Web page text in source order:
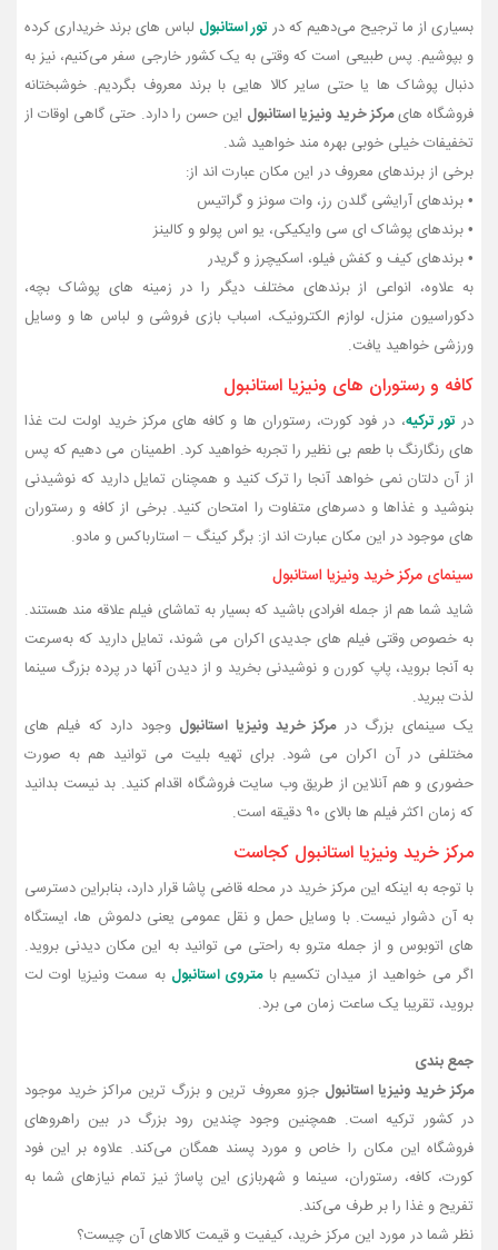
بسیاری از ما ترجیح می‌دهیم که در تور استانبول لباس‌ های برند خریداری کرده
و بپوشیم. پس طبیعی است که وقتی به یک کشور خارجی سفر می‌کنیم، نیز به
دنبال پوشاک‌ ها یا حتی سایر کالا هایی با برند معروف بگردیم. خوشبختانه
فروشگاه‌ هایمرکز خرید ونیزیا استانبول این حسن را دارد. حتی گاهی اوقات از
تخفیفات خیلی خوبی بهره‌ مند خواهید شد.
برخی از برندهای معروف در این مکان عبارت‌ اند از:
•برندهای آرایشی گلدن رز، وات سونز و گراتیس
•برندهای پوشاک ای سی وایکیکی، یو اس پولو و کالینز
•برندهای کیف و کفش فیلو، اسکیچرز و گریدر
به‌ علاوه، انواعی از برندهای مختلف دیگر را در زمینه‌ های پوشاک بچه،
دکوراسیون منزل، لوازم الکترونیک، اسباب‌ بازی‌ فروشی و لباس‌ ها و وسایل
ورزشی خواهید یافت.
کافه و رستوران‌ های ونیزیا استانبول
در تور ترکیه، در فود کورت، رستوران‌ ها و کافه‌ های مرکز خرید اولت لت غذا
های رنگارنگ با طعم بی‌ نظیر را تجربه خواهید کرد. اطمینان می‌ دهیم که پس
از آن دلتان نمی‌ خواهد آنجا را ترک کنید و همچنان تمایل دارید که نوشیدنی
بنوشید و غذاها و دسرهای متفاوت را امتحان کنید. برخی از کافه و رستوران‌
های موجود در این مکان عبارت‌ اند از: برگر کینگ – استارباکس و مادو.
سینمای مرکز خرید ونیزیا استانبول
شاید شما هم از جمله افرادی باشید که بسیار به تماشای فیلم علاقه‌ مند هستند.
به‌ خصوص وقتی فیلم‌ های جدیدی اکران می‌ شوند، تمایل دارید که به‌سرعت
به آنجا بروید، پاپ کورن و نوشیدنی بخرید و از دیدن آنها در پرده بزرگ سینما
لذت ببرید.
یک سینمای بزرگ درمرکز خرید ونیزیا استانبول وجود دارد که فیلم‌ های
مختلفی در آن اکران می‌ شود. برای تهیه بلیت می‌ توانید هم به‌ صورت
حضوری و هم آنلاین از طریق وب‌ سایت فروشگاه اقدام کنید. بد نیست بدانید
که زمان اکثر فیلم‌ ها بالای ۹۰ دقیقه است.
مرکز خرید ونیزیا استانبول کجاست
با توجه به اینکه این مرکز خرید در محله قاضی پاشا قرار دارد، بنابراین دسترسی
به آن دشوار نیست. با وسایل حمل‌ و نقل عمومی یعنی دلموش‌ ها، ایستگاه‌
های اتوبوس و از جمله مترو به‌ راحتی می‌ توانید به این مکان دیدنی بروید.
اگر می خواهید از میدان تکسیم بامتروی استانبول به سمت ونیزیا اوت لت
بروید، تقریبا یک ساعت زمان می‌ برد.
جمع‌ بندی
مرکز خرید ونیزیا استانبول جزو معروف‌ ترین و بزرگ‌ ترین مراکز خرید موجود
در کشور ترکیه است. همچنین وجود چندین رود بزرگ در بین راهروهای
فروشگاه این مکان را خاص و مورد پسند همگان می‌کند. علاوه بر این فود
کورت، کافه، رستوران، سینما و شهربازی این پاساژ نیز تمام نیازهای شما به
تفریح و غذا را بر طرف می‌کند.
نظر شما در مورد این مرکز خرید، کیفیت و قیمت کالاهای آن چیست؟